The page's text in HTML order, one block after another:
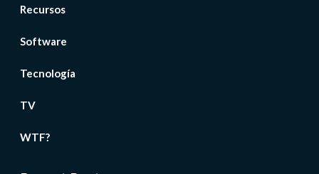
Recursos
Software
Tecnología
TV
WTF?